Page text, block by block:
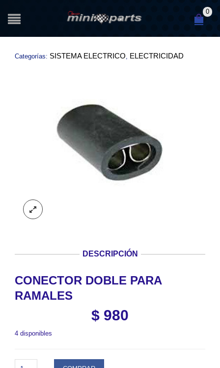
0
Categorías: SISTEMA ELECTRICO ELECTRICIDAD
DESCRIPCIÓN
CONECTOR DOBLE PARA
RAMALES
$ 980
4 disponibles